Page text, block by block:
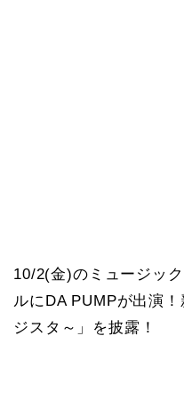
10/2(金)のミュージッ
ルにDA PUMPが出演
ジスタ～」を披露！